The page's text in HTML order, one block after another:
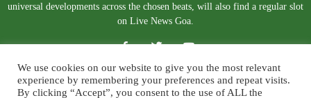
universal developments across the chosen beats, will also find a regular slot
on Live News Goa.
We use cookies on our website to give you the most relevant
experience by remembering your preferences and repeat visits.
By clicking “Accept”, you consent to the use of ALL the